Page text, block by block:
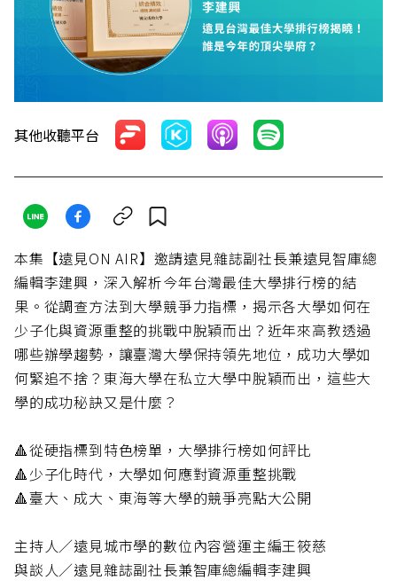
其他收聽平台
本集【遠見ON AIR】邀請遠見雜誌副社長兼遠見智庫總
編輯李建興，深入解析今年台灣最佳大學排行榜的結
果。從調查方法到大學競爭力指標，揭示各大學如何在
少子化與資源重整的挑戰中脫穎而出？近年來高教透過
哪些辦學趨勢，讓臺灣大學保持領先地位，成功大學如
何緊追不捨？東海大學在私立大學中脫穎而出，這些大
學的成功秘訣又是什麼？
🔺從硬指標到特色榜單，大學排行榜如何評比
🔺少子化時代，大學如何應對資源重整挑戰
🔺臺大、成大、東海等大學的競爭亮點大公開
主持人／遠見城市學的數位內容營運主編王筱慈
與談人／遠見雜誌副社長兼智庫總編輯李建興